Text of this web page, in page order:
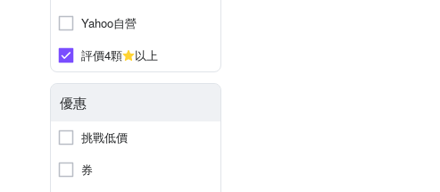
Yahoo自營
評價4顆
以上
優惠
挑戰低價
券